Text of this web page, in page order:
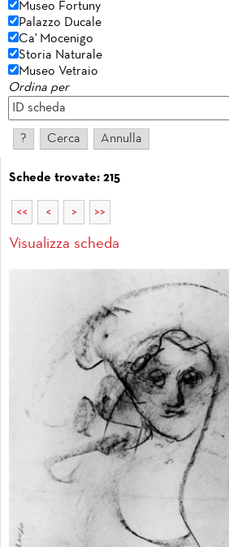
Museo Fortuny
Palazzo Ducale
Ca' Mocenigo
Storia Naturale
Museo Vetraio
Ordina per
Schede trovate: 215
<< < > >>
Visualizza scheda